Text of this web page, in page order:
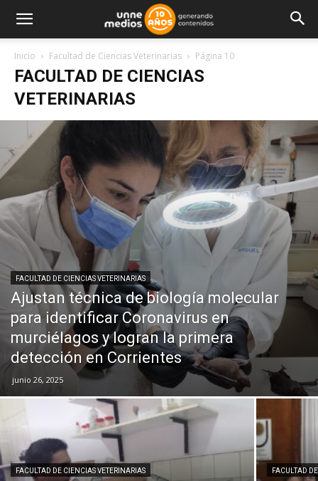
Inicio Facultad de Ciencias Veterinarias Página 10
FACULTAD DE CIENCIAS
VETERINARIAS
FACULTAD DE CIENCIAS VETERINARIAS
Ajustan técnica de biología molecular
para identificar Coronavirus en
murciélagos y logran la primera
detección en Corrientes
junio 26, 2025
FACULTAD DE CIENCIAS VETERINARIAS FACULTAD